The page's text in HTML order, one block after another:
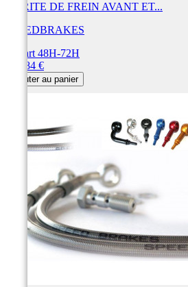
DURITE DE FREIN AVANT ET...
SPEEDBRAKES
Départ 48H-72H
456,84 €
Ajouter au panier